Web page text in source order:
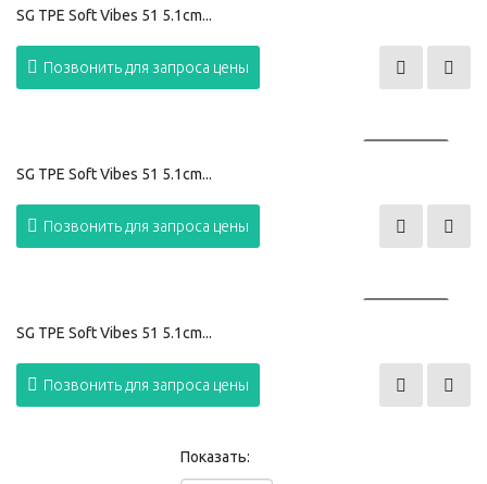
SG TPE Soft Vibes 51 5.1cm...
Позвонить для запроса цены
SG TPE Soft Vibes 51 5.1cm...
Позвонить для запроса цены
SG TPE Soft Vibes 51 5.1cm...
Позвонить для запроса цены
Показать: